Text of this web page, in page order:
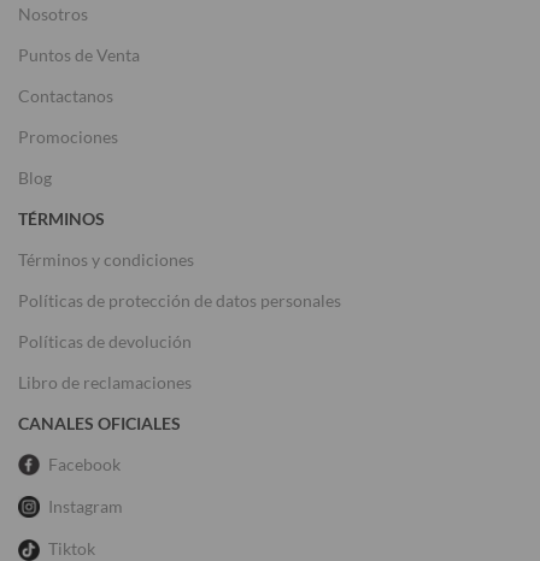
Nosotros
Puntos de Venta
Contactanos
Promociones
Blog
TÉRMINOS
Términos y condiciones
Políticas de protección de datos personales
Políticas de devolución
Libro de reclamaciones
CANALES OFICIALES
Facebook
Instagram
Tiktok